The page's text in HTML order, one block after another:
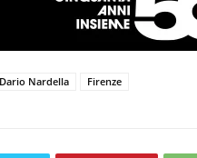
Dario Nardella Firenze